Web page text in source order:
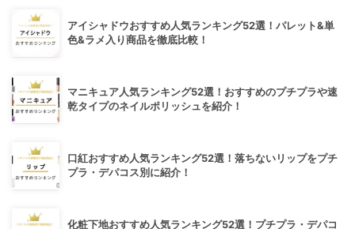
アイシャドウおすすめ人気ランキング52選！パレット&単
色&ラメ入り商品を徹底比較！
マニキュア人気ランキング52選！おすすめのプチプラや速
乾タイプのネイルポリッシュを紹介！
口紅おすすめ人気ランキング52選！落ちないリップをプチ
プラ・デパコス別に紹介！
化粧下地おすすめ人気ランキング52選！プチプラ・デパコ